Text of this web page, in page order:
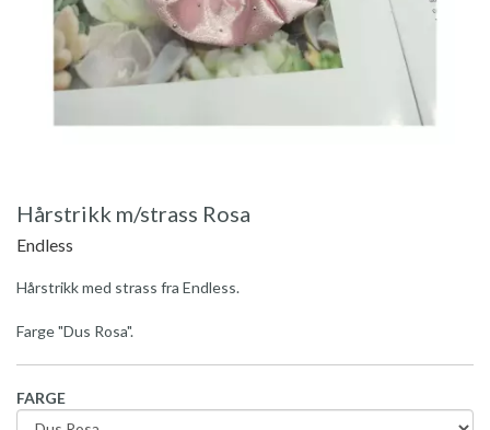
Hårstrikk m/strass Rosa
Endless
Hårstrikk med strass fra Endless.
Farge "Dus Rosa".
FARGE